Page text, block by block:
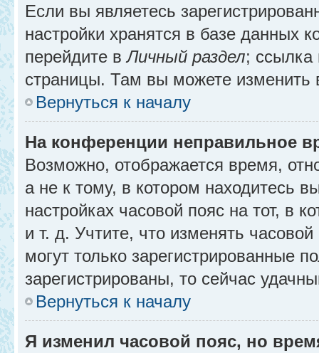
Если вы являетесь
настройки хранятся в базе данных
перейдите вЛичный раздел; ссылка
страницы. Там вы можете изменить
Вернуться к началу
На конференции неправильное
Возможно, отображается время,
а не к тому, в котором находитесь
настройках часовой пояс на тот, в
и т. д. Учтите, что изменять
могут только зарегистрированные
зарегистрированы, то сейчас
Вернуться к началу
Я изменил часовой пояс, но